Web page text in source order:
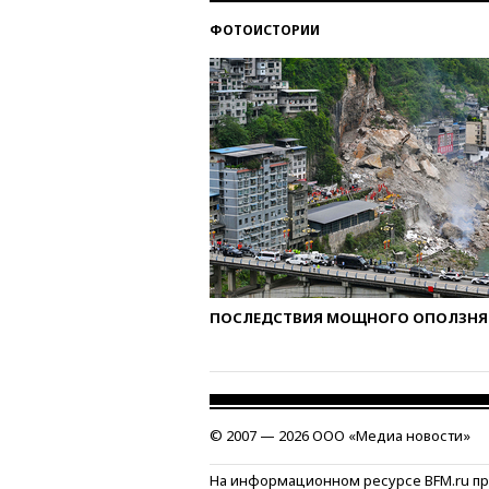
ФОТОИСТОРИИ
ПОСЛЕДСТВИЯ МОЩНОГО ОПОЛЗНЯ
© 2007 — 2026 ООО «Медиа новости»
На информационном ресурсе BFM.ru